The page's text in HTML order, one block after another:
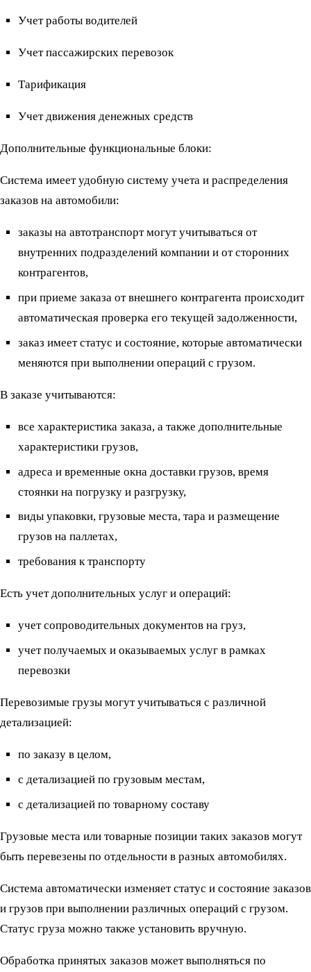
Учет работы водителей
Учет пассажирских перевозок
Тарификация
Учет движения денежных средств
Дополнительные функциональные блоки:
Система имеет удобную систему учета и распределения
заказов на автомобили:
заказы на автотранспорт могут учитываться от
внутренних подразделений компании и от сторонних
контрагентов,
при приеме заказа от внешнего контрагента происходит
автоматическая проверка его текущей задолженности,
заказ имеет статус и состояние, которые автоматически
меняются при выполнении операций с грузом.
В заказе учитываются:
все характеристика заказа, а также дополнительные
характеристики грузов,
адреса и временные окна доставки грузов, время
стоянки на погрузку и разгрузку,
виды упаковки, грузовые места, тара и размещение
грузов на паллетах,
требования к транспорту
Есть учет дополнительных услуг и операций:
учет сопроводительных документов на груз,
учет получаемых и оказываемых услуг в рамках
перевозки
Перевозимые грузы могут учитываться с различной
детализацией:
по заказу в целом,
с детализацией по грузовым местам,
с детализацией по товарному составу
Грузовые места или товарные позиции таких заказов могут
быть перевезены по отдельности в разных автомобилях.
Система автоматически изменяет статус и состояние заказов
и грузов при выполнении различных операций с грузом.
Статус груза можно также установить вручную.
Обработка принятых заказов может выполняться по